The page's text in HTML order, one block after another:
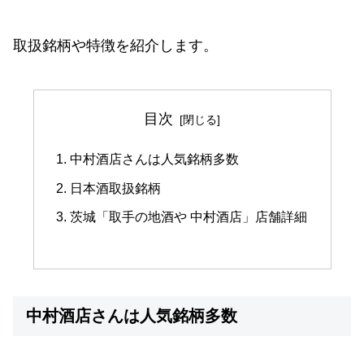
取扱銘柄や特徴を紹介します。
目次
中村酒店さんは人気銘柄多数
日本酒取扱銘柄
茨城「取手の地酒や 中村酒店」店舗詳細
中村酒店さんは人気銘柄多数